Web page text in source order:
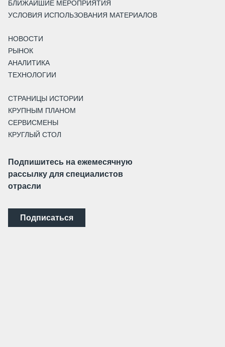
БЛИЖАЙШИЕ МЕРОПРИЯТИЯ
УСЛОВИЯ ИСПОЛЬЗОВАНИЯ МАТЕРИАЛОВ
НОВОСТИ
РЫНОК
АНАЛИТИКА
ТЕХНОЛОГИИ
СТРАНИЦЫ ИСТОРИИ
КРУПНЫМ ПЛАНОМ
СЕРВИСМЕНЫ
КРУГЛЫЙ СТОЛ
Подпишитесь на ежемесячную
рассылку для специалистов
отрасли
Подписаться